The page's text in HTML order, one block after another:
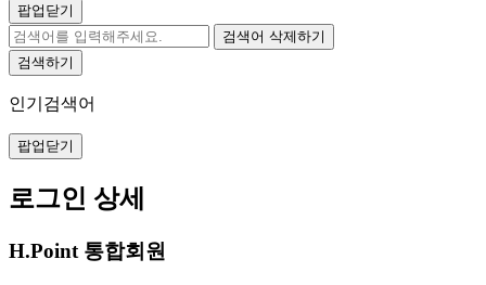
팝업닫기
검색어 삭제하기
검색하기
인기검색어
팝업닫기
로그인 상세
H.Point 통합회원